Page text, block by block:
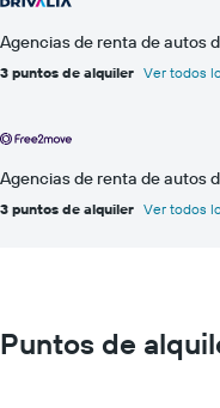
Agencias de renta de autos
3 puntos de alquiler Ver todos
Agencias de renta de autos
3 puntos de alquiler Ver todos
Puntos de